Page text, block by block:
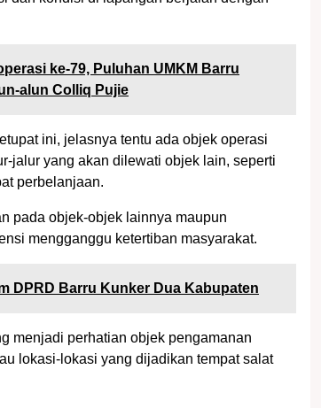
ke-79, Puluhan UMKM Barru
alun Colliq Pujie
ini, jelasnya tentu ada objek operasi
jalur yang akan dilewati objek lain, seperti
perbelanjaan.
pada objek-objek lainnya maupun
mengganggu ketertiban masyarakat.
DPRD Barru Kunker Dua Kabupaten
menjadi perhatian objek pengamanan
lokasi-lokasi yang dijadikan tempat salat